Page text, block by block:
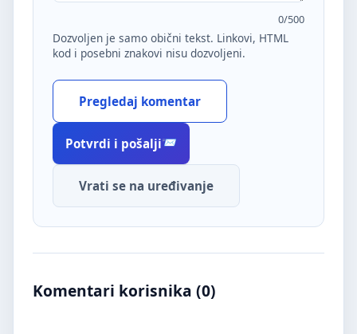
0/500
Dozvoljen je samo obični tekst. Linkovi, HTML
kod i posebni znakovi nisu dozvoljeni.
Pregledaj komentar
Potvrdi i pošalji
Vrati se na uređivanje
Komentari korisnika (0)